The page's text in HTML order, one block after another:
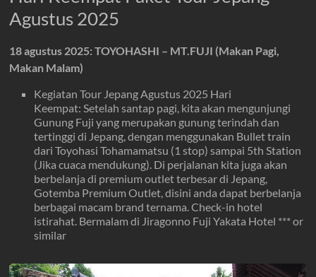
Agustus 2025
18 agustus 2025: TOYOHASHI – MT.FUJI (Makan Pagi,
Makan Malam)
Kegiatan Tour Jepang Agustus 2025 Hari
Keempat: Setelah santap pagi, kita akan mengunjungi
Gunung Fuji yang merupakan gunung terindah dan
tertinggi di Jepang, dengan menggunakan Bullet train
dari Toyohasi Tohamamatsu (1 stop) sampai 5th Station
(Jika cuaca mendukung). Di perjalanan kita juga akan
berbelanja di premium outlet terbesar di Jepang,
Gotemba Premium Outlet, disini anda dapat berbelanja
berbagai macam brand ternama. Check-in hotel
istirahat. Bermalam di Jiragonno Fuji Yakata Hotel *** or
similar